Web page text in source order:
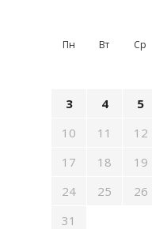
Пн Вт Ср
3
4 5
10
11 12
17
18 19
24
25 26
31